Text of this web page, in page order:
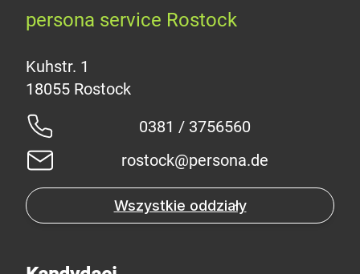
persona service Rostock
Kuhstr. 1
0381 / 3756560
rostock@persona.de
Wszystkie oddziały